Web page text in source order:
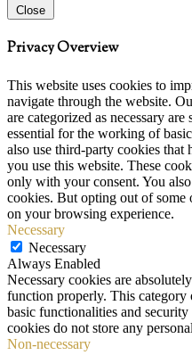
Close
Privacy Overview
This website uses cookies to
navigate through the website.
are categorized as necessary
essential for the working of
also use third-party cookies that
you use this website. These
only with your consent. You
cookies. But opting out of some
on your browsing experience.
Necessary
Necessary
Always Enabled
Necessary cookies are
function properly. This category
basic functionalities and
cookies do not store any
Non-necessary